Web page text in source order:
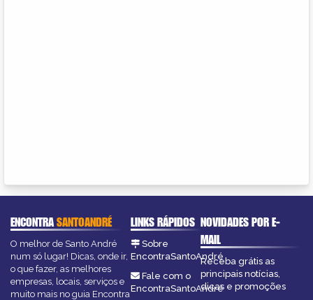
ENCONTRASANTOANDRÉ
O melhor de Santo André
num só lugar! Dicas, onde ir,
o que fazer, as melhores
empresas, locais, serviços e
muito mais no guia Encontra
LINKS RÁPIDOS
Sobre
EncontraSantoAndré
Fale com o
EncontraSantoAndré
NOVIDADES POR E-
MAIL
Receba grátis as
principais notícias,
dicas e promoções